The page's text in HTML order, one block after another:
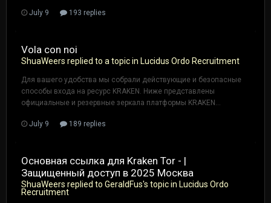
July 9 193 replies
Vola con noi
ShuaWeers replied to a topic in Lucidus Ordo Recruitment
Для вашего удобства мы собрали действующие и безопасные
способы входа на ресурс KRAKEN. Ниже представлены
официальные и резервные зеркала платформы KRAKEN...
July 9 189 replies
Основная ссылка для Kraken Tor - |
Защищенный доступ в 2025 Москва
ShuaWeers replied to GeraldFus's topic in Lucidus Ordo
Recruitment